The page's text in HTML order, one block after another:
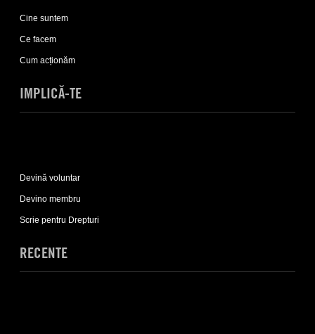
Despre
noi
sub-
list
Cine suntem
Ce facem
Cum acționăm
IMPLICĂ-TE
Implică-
te
sub-
list
Devină voluntar
Devino membru
Scrie pentru Drepturi
RECENTE
Recente